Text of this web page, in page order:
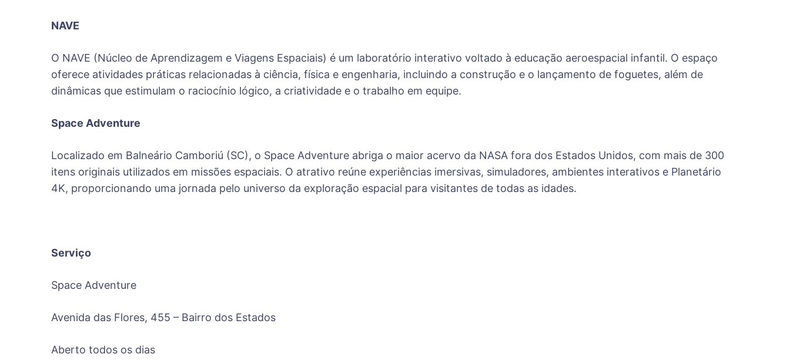
NAVE
O NAVE (Núcleo de Aprendizagem e Viagens Espaciais) é um laboratório interativo voltado à educação aeroespacial infantil. O espaço
oferece atividades práticas relacionadas à ciência, física e engenharia, incluindo a construção e o lançamento de foguetes, além de
dinâmicas que estimulam o raciocínio lógico, a criatividade e o trabalho em equipe.
Space Adventure
Localizado em Balneário Camboriú (SC), o Space Adventure abriga o maior acervo da NASA fora dos Estados Unidos, com mais de 300
itens originais utilizados em missões espaciais. O atrativo reúne experiências imersivas, simuladores, ambientes interativos e Planetário
4K, proporcionando uma jornada pelo universo da exploração espacial para visitantes de todas as idades.
Serviço
Space Adventure
Avenida das Flores, 455 – Bairro dos Estados
Aberto todos os dias